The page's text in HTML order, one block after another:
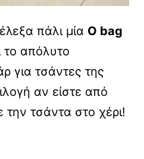
πάλι μία O bag
το απόλυτο
για τσάντες της
αν είστε από
τσάντα στο χέρι!